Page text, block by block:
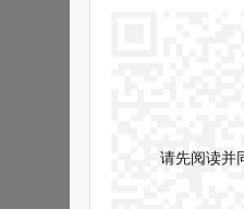
请先阅读并